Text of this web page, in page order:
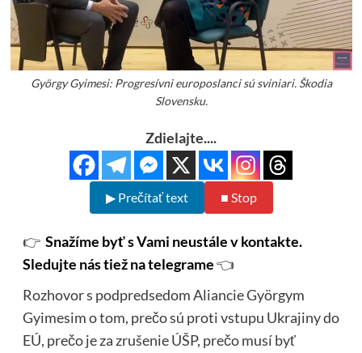
György Gyimesi: Progresívni europoslanci sú sviniari. Škodia
Slovensku.
Zdielajte....
▶ Prečítať text ■ Stop
👉 Snažíme byť s Vami neustále v kontakte.
Sledujte nás tiež na telegrame👈
Rozhovor s podpredsedom Aliancie Györgym
Gyimesim o tom, prečo sú proti vstupu Ukrajiny do
EÚ, prečo je za zrušenie ÚŠP, prečo musí byť